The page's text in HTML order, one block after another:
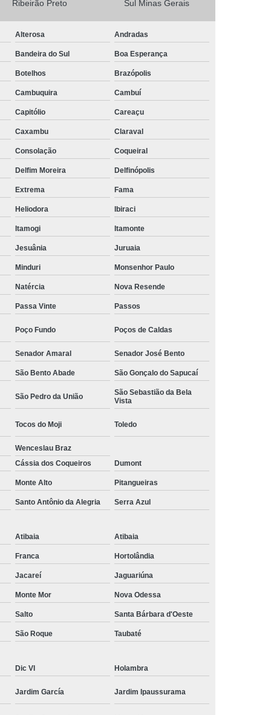
Camisa Social Manga Longa
Camisa Social Manga Longa Preta
Camisa Social Masculina Preta Manga Longa
Camisa a Rigor Social Masculina
Social Branca Masculina
Camisa Social Jeans Masculina
Social Masculina a Rigor
Manga Longa Social Masculina Preço
Social Branca Masculina Preço
Camisa Social Jeans Masculina Preço
Camisa Social Masculina Manga Curta Preço
Camisa Social Masculina Preço
Camisa Social Masculina Slim Preço
Fábrica Camisa Social
Fábrica de Camisa Social
Fábrica de Camisa Social Masculina
Loja de Fábrica Camisa Social
Loja de Moda Masculina Online
Loja Moda Masculina Executivo
Social
Loja Virtual Moda Masculina
Moda Básica Masculina
Masculina
Moda Masculina
Social
Moda Masculina Esporte Fino
Social
Moda Plus Size Masculina
Roupas Estilosas Masculinas
Moda
Roupas Masculinas Esporte Fino
Roupas Masculinas na Moda
Social Roupas Sociais Masculinas
Ribeirão Preto Sul Minas Gerais
Alterosa Andradas
Bandeira do Sul Boa Esperança
Botelhos Brazópolis
Cambuquira Cambuí
Capitólio Careaçu
Caxambu Claraval
Consolação Coqueiral
Delfim Moreira Delfinópolis
Extrema Fama
Heliodora Ibiraci
Itamogi Itamonte
Jesuânia Juruaia
Minduri Monsenhor Paulo
Natércia Nova Resende
Passa Vinte Passos
Poço Fundo Poços de Caldas
Senador Amaral Senador José Bento
São Bento Abade São Gonçalo do Sapucaí
São Pedro da União
São Sebastião da Bela
Vista
Tocos do Moji Toledo
Wenceslau Braz
Cássia dos Coqueiros Dumont
Monte Alto Pitangueiras
Santo Antônio da Alegria Serra Azul
Atibaia Atibaia
Franca Hortolândia
Jacareí Jaguariúna
Monte Mor Nova Odessa
Salto Santa Bárbara d'Oeste
São Roque Taubaté
Dic VI Holambra
Jardim García Jardim Ipaussurama